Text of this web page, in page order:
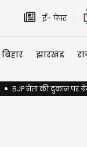
ई- पेपर
बिहार झारखंड
BJP नेता की दुकान पर